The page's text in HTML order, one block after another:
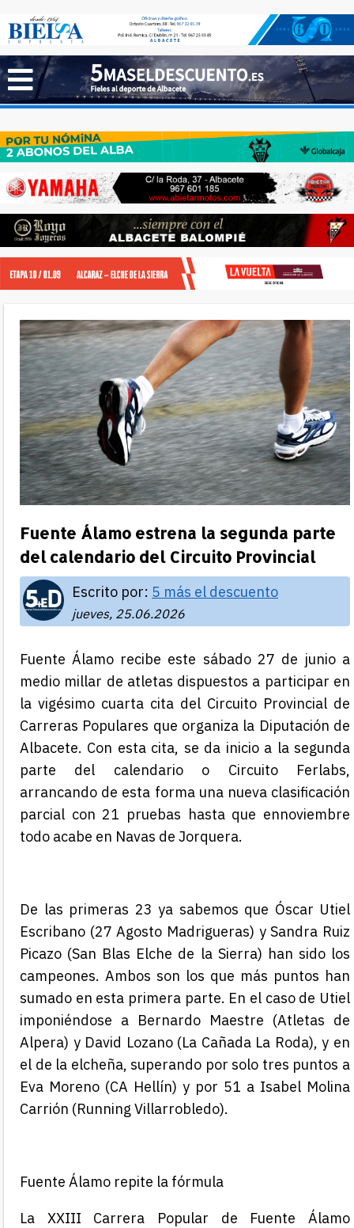
Fuente Álamo estrena la segunda parte
del calendario del Circuito Provincial
Escrito por: 5 más el descuento
jueves, 25.06.2026
Fuente Álamo recibe este sábado 27 de junioa
medio millar de atletas dispuestos a participar en
la vigésimo cuarta cita del Circuito Provincial de
Carreras Populares que organiza la Diputación de
Albacete. Con esta cita, se da inicio a la segunda
parte del calendarioo Circuito Ferlabs,
arrancando de esta forma una nueva clasificación
parcial con 21 pruebas hasta que ennoviembre
todo acabe en Navas de Jorquera.
De las primeras 23 ya sabemos que Óscar Utiel
Escribano (27 Agosto Madrigueras) y Sandra Ruiz
Picazo (San Blas Elche de la Sierra) han sido los
campeones. Ambos son los que más puntos han
sumado en esta primera parte. En el caso de Utiel
imponiéndose a Bernardo Maestre (Atletas de
Alpera) y David Lozano (La Cañada La Roda), y en
el de la elcheña, superando por solo tres puntos a
Eva Moreno (CA Hellín) y por 51 a Isabel Molina
Carrión (Running Villarrobledo).
Fuente Álamo repite la fórmula
La XXIII Carrera Popular de Fuente
Álamo